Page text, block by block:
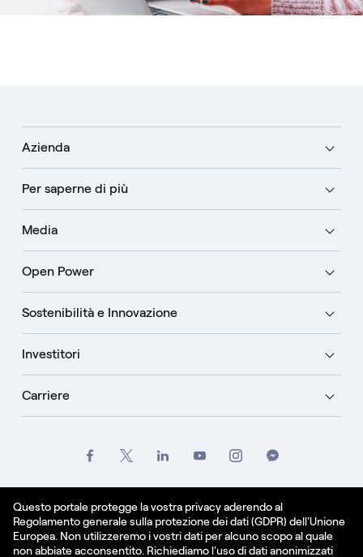
Questo portale protegge la vostra privacy aderendo al
Regolamento generale sulla protezione dei dati (GDPR) dell'Unione
Europea. Non utilizzeremo i vostri dati per alcuno scopo al quale
non abbiate acconsentito. Richiediamo l'uso di dati anonimizzati
Azienda
Per saperne di più
Media
Open Power
Sostenibilità e Innovazione
Investitori
Carriere
Informativa sui cookie
Italiano